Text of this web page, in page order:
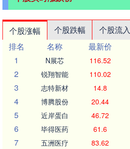
个股涨幅 个股跌幅 个股流入
排名
名称 最新价
1
N展芯 116.52
2 锐翔智能 110.02
3 志特新材 14.8
4 博腾股份 20.44
5 近岸蛋白 46.72
6 毕得医药 61.6
7 五洲医疗 83.62